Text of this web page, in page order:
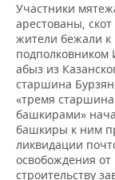
Участники
арестованы,
жители бежали к
абыз из
старшина
«тремя
башкирами»
башкиры к ним
ликвидации
освобождения
строительству